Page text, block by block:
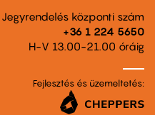
Jegyrendelés központi szám
+36 1 224 5650
H-V 13.00-21.00 óráig
Fejlesztés és üzemeltetés: